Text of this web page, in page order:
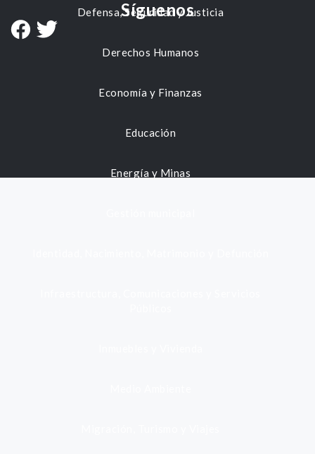
Defensa, Seguridad y Justicia
Derechos Humanos
Economía y Finanzas
Educación
Energía y Minas
Síguenos